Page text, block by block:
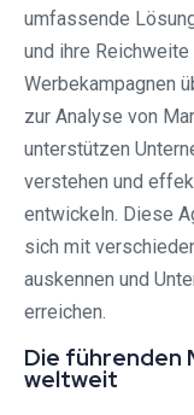
umfassende
und ihre
Werbekampagnen
zur Analyse von
unterstützen
verstehen und
entwickeln. Diese
sich mit
auskennen und
erreichen.
Die führenden
weltweit